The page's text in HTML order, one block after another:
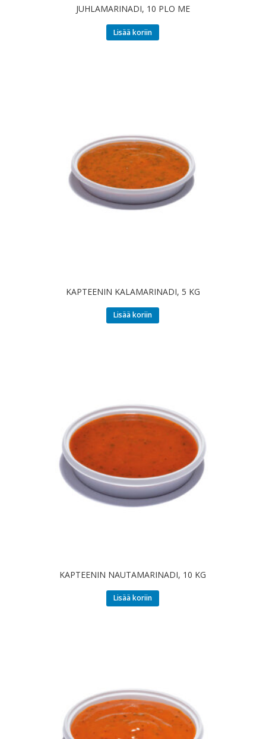
JUHLAMARINADI, 10 PLO ME
Lisää koriin
KAPTEENIN KALAMARINADI, 5 KG
Lisää koriin
KAPTEENIN NAUTAMARINADI, 10 KG
Lisää koriin